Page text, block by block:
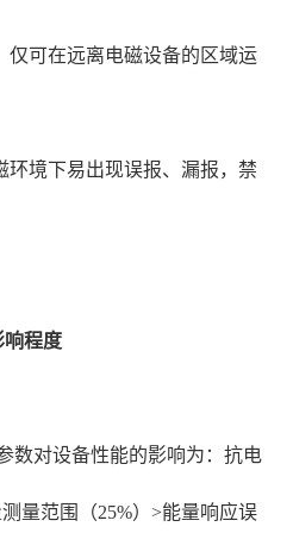
仅可在远离电磁设备的区域运
环境下易出现误报、漏报，禁
响程度
数对设备性能的影响为：抗电
量范围（25%）>能量响应误